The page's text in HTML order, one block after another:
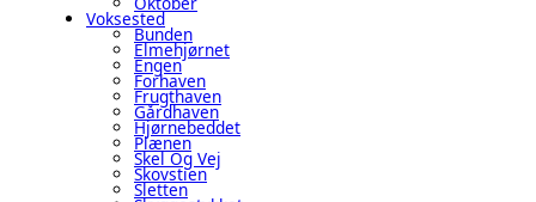
Voksested
Bunden
Elmehjørnet
Engen
Forhaven
Frugthaven
Gårdhaven
Hjørnebeddet
Plænen
Skel Og Vej
Skovstien
Sletten